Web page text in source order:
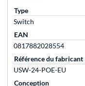
Type
Switch
EAN
0817882028554
Référence du fabricant
USW-24-POE-EU
Conception